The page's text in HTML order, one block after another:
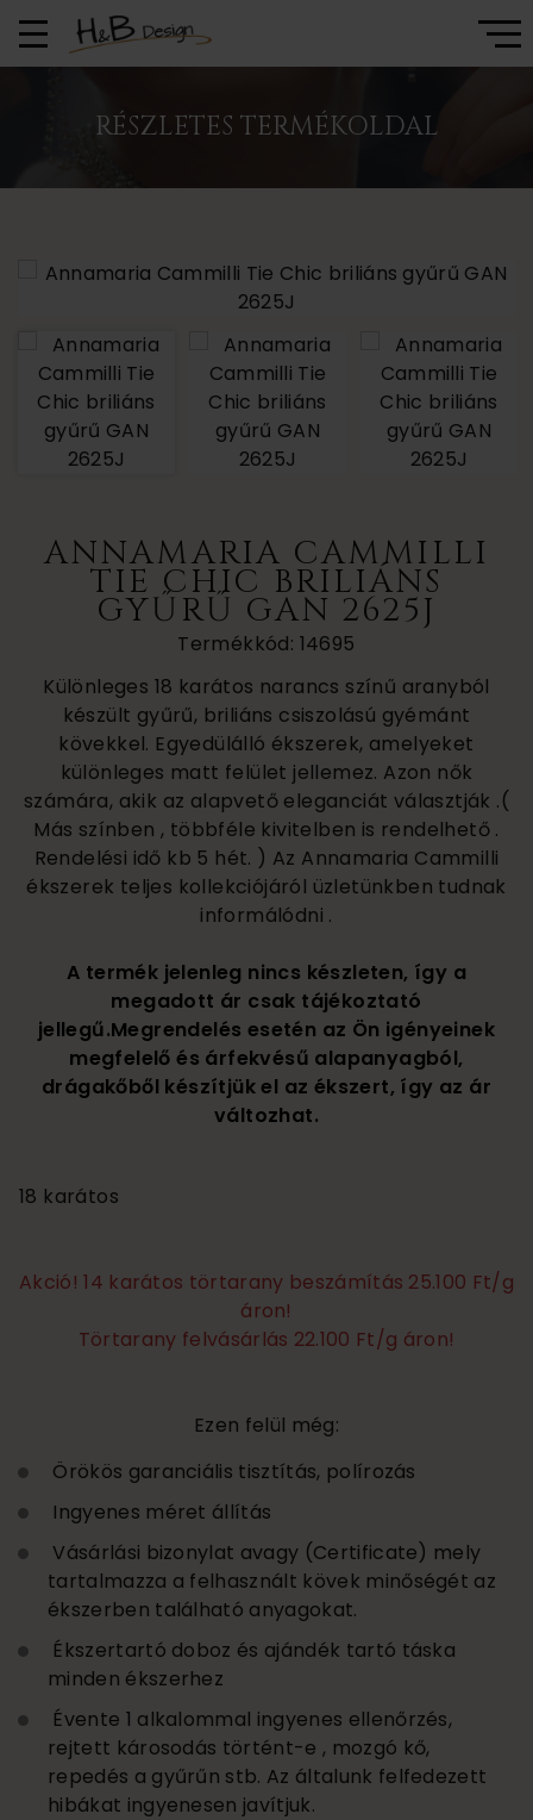
RÉSZLETES TERMÉKOLDAL
ANNAMARIA CAMMILLI
TIE CHIC BRILIÁNS
GYŰRŰ GAN 2625J
Termékkód: 14695
Különleges 18 karátos narancs színű aranyból
készült gyűrű, briliáns csiszolású gyémánt
kövekkel. Egyedülálló ékszerek, amelyeket
különleges matt felület jellemez. Azon nők
számára, akik az alapvető eleganciát választják .(
Más színben , többféle kivitelben is rendelhető .
Rendelési idő kb 5 hét. ) Az Annamaria Cammilli
ékszerek teljes kollekciójáról üzletünkben tudnak
informálódni .
A termék jelenleg nincs készleten, így a
megadott ár csak tájékoztató
jellegű.Megrendelés esetén az Ön igényeinek
megfelelő és árfekvésű alapanyagból,
drágakőből készítjük el az ékszert, így az ár
változhat.
18 karátos
Akció! 14 karátos törtarany beszámítás 25.100 Ft/g
áron!
Törtarany felvásárlás 22.100 Ft/g áron!
Ezen felül még:
Örökös garanciális tisztítás, polírozás
Ingyenes méret állítás
Vásárlási bizonylat avagy (Certificate) mely
tartalmazza a felhasznált kövek minőségét az
ékszerben található anyagokat.
Ékszertartó doboz és ajándék tartó táska
minden ékszerhez
Évente 1 alkalommal ingyenes ellenőrzés,
rejtett károsodás történt-e , mozgó kő,
repedés a gyűrűn stb. Az általunk felfedezett
hibákat ingyenesen javítjuk.